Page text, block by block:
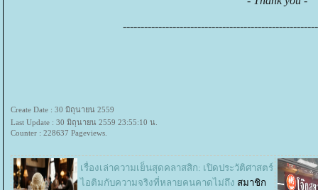
Create Date : 30 มิถุนายน 2559
Last Update : 30 มิถุนายน 2559 23:55:10 น.
Counter : 228637 Pageviews.
เรื่องเล่าความเย็นสุดคลาสสิก: เปิดประวัติศาสตร์
ไอติมกับความจริงที่หลายคนคาดไม่ถึง สมาชิก